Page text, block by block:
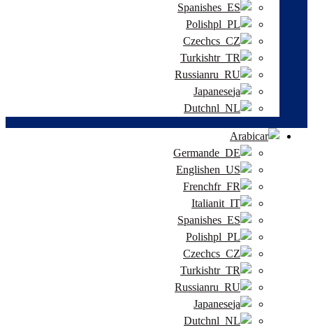
Spanish
Polish
Czech
Turkish
Russian
Japanese
Dutch
Arabic
German
English
French
Italian
Spanish
Polish
Czech
Turkish
Russian
Japanese
Dutch